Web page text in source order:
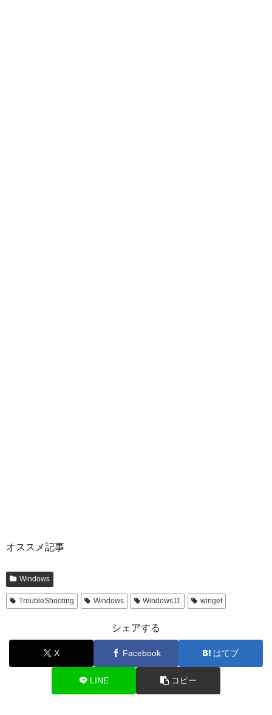
オススメ記事
Windows
TroubleShooting Windows Windows11 winget
シェアする
X Facebook はてブ
LINE コピー